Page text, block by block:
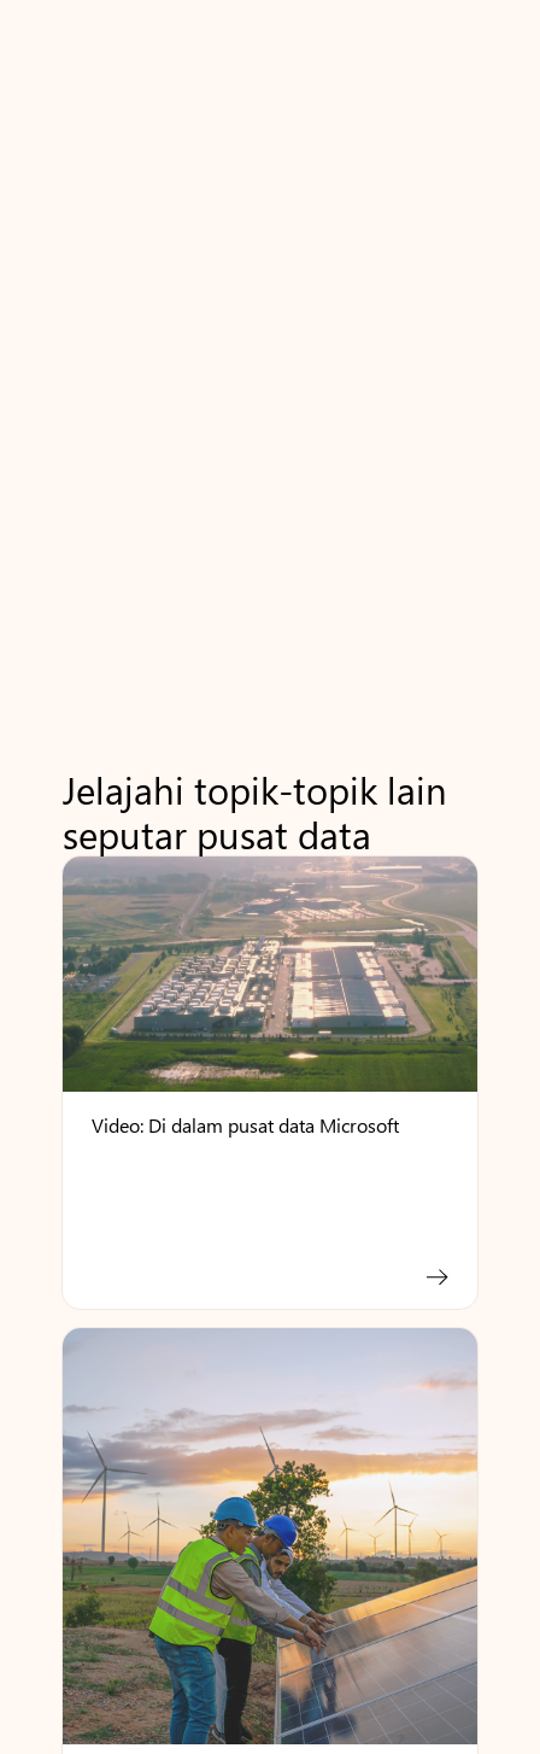
Jelajahi topik-topik lain
seputar pusat data
Video: Di dalam pusat data Microsoft